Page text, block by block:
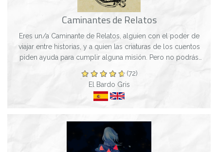
Caminantes de Relatos
Eres un/a Caminante de Relatos, alguien con el poder de
viajar entre historias, y a quien las criaturas de los cuentos
piden ayuda para cumplir alguna misión. Pero no podrás
(72)
El Bardo Gris